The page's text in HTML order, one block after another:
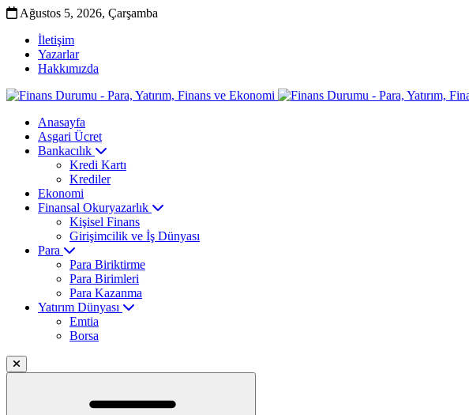
Ağustos 5, 2026, Çarşamba
İletişim
Yazarlar
Hakkımızda
Anasayfa
Asgari Ücret
Bankacılık
Kredi Kartı
Krediler
Ekonomi
Finansal Okuryazarlık
Kişisel Finans
Girişimcilik ve İş Dünyası
Para
Para Biriktirme
Para Birimleri
Para Kazanma
Yatırım Dünyası
Emtia
Borsa